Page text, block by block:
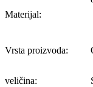
Materijal:
Vrsta proizvoda:
veličina: